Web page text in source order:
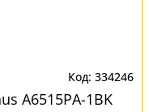
334246
A6515PA-1BK